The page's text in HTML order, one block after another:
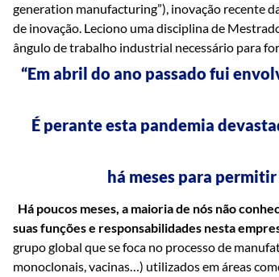
generation manufacturing”), inovação recente
de inovação. Leciono uma disciplina de
ângulo de trabalho industrial necessário para
“Em abril do ano passado fui
É perante esta pandemia
há meses para
Há poucos meses, a maioria de nós não
suas funções e responsabilidades nesta
grupo global que se foca no processo de
monoclonais, vacinas…) utilizados em áreas